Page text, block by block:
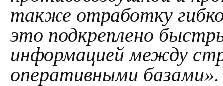
также отработку
это подкреплено
информацией между
оперативными базами».